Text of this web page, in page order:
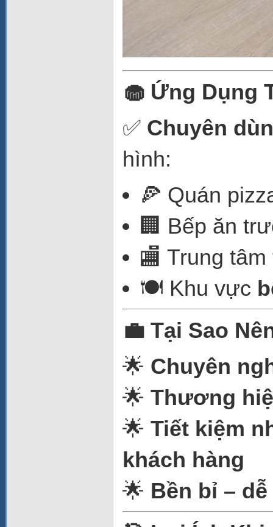
🧁 Ứng Dụng
✅ Chuyên
hình:
🍕 Quán
🏢 Bếp ăn
🏬 Trung
🍽️ Khu vực
💼 Tại Sao
🌟 Chuyên
🌟 Thương
🌟 Tiết kiệm
khách hàng
🌟 Bền bỉ –